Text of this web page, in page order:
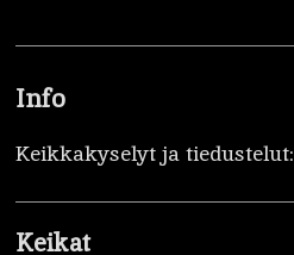
Info
Keikkakyselyt ja tiedustelut:
Keikat